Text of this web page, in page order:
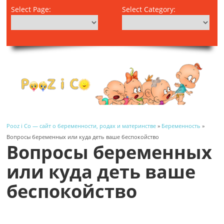
Select Page: Select Category:
Pooz i Co — сайт о беременности, родах и материнстве » Беременность »
Вопросы беременных или куда деть ваше беспокойство
Вопросы беременных
или куда деть ваше
беспокойство